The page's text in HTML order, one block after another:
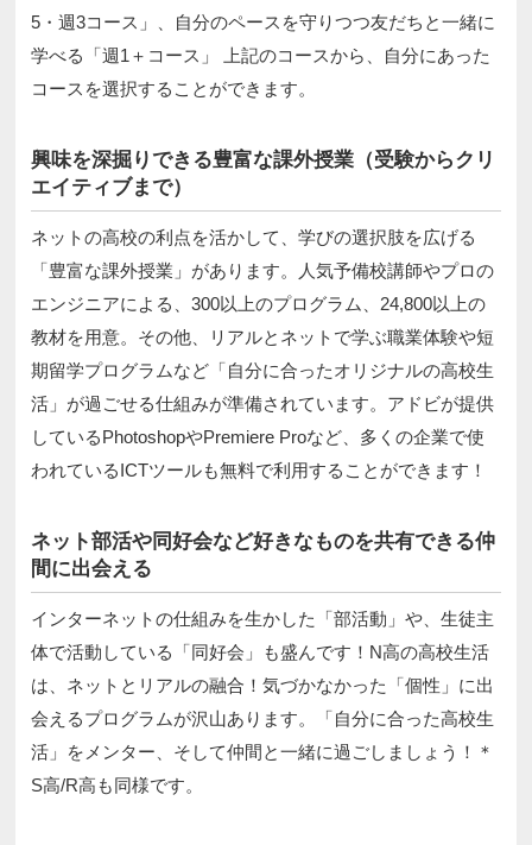
5・週3コース」、自分のペースを守りつつ友だちと一緒に
学べる「週1＋コース」 上記のコースから、自分にあった
コースを選択することができます。
興味を深掘りできる豊富な課外授業（受験からクリ
エイティブまで）
ネットの高校の利点を活かして、学びの選択肢を広げる
「豊富な課外授業」があります。人気予備校講師やプロの
エンジニアによる、300以上のプログラム、24,800以上の
教材を用意。その他、リアルとネットで学ぶ職業体験や短
期留学プログラムなど「自分に合ったオリジナルの高校生
活」が過ごせる仕組みが準備されています。アドビが提供
しているPhotoshopやPremiere Proなど、多くの企業で使
われているICTツールも無料で利用することができます！
ネット部活や同好会など好きなものを共有できる仲
間に出会える
インターネットの仕組みを生かした「部活動」や、生徒主
体で活動している「同好会」も盛んです！N高の高校生活
は、ネットとリアルの融合！気づかなかった「個性」に出
会えるプログラムが沢山あります。「自分に合った高校生
活」をメンター、そして仲間と一緒に過ごしましょう！＊
S高/R高も同様です。